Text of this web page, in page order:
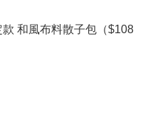
和風布料散子包（$108